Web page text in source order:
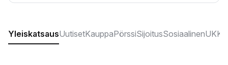
YleiskatsausUutisetKauppaPörssiSijoitusSosiaalinenUKK:t